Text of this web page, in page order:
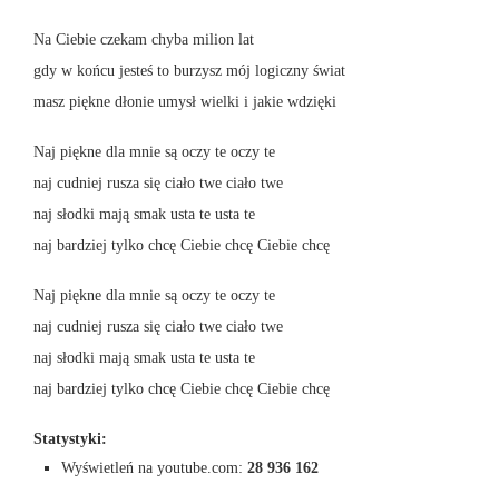
Na Ciebie czekam chyba milion lat
gdy w końcu jesteś to burzysz mój logiczny świat
masz piękne dłonie umysł wielki i jakie wdzięki
Naj piękne dla mnie są oczy te oczy te
naj cudniej rusza się ciało twe ciało twe
naj słodki mają smak usta te usta te
naj bardziej tylko chcę Ciebie chcę Ciebie chcę
Naj piękne dla mnie są oczy te oczy te
naj cudniej rusza się ciało twe ciało twe
naj słodki mają smak usta te usta te
naj bardziej tylko chcę Ciebie chcę Ciebie chcę
Statystyki:
Wyświetleń na youtube.com: 28 936 162